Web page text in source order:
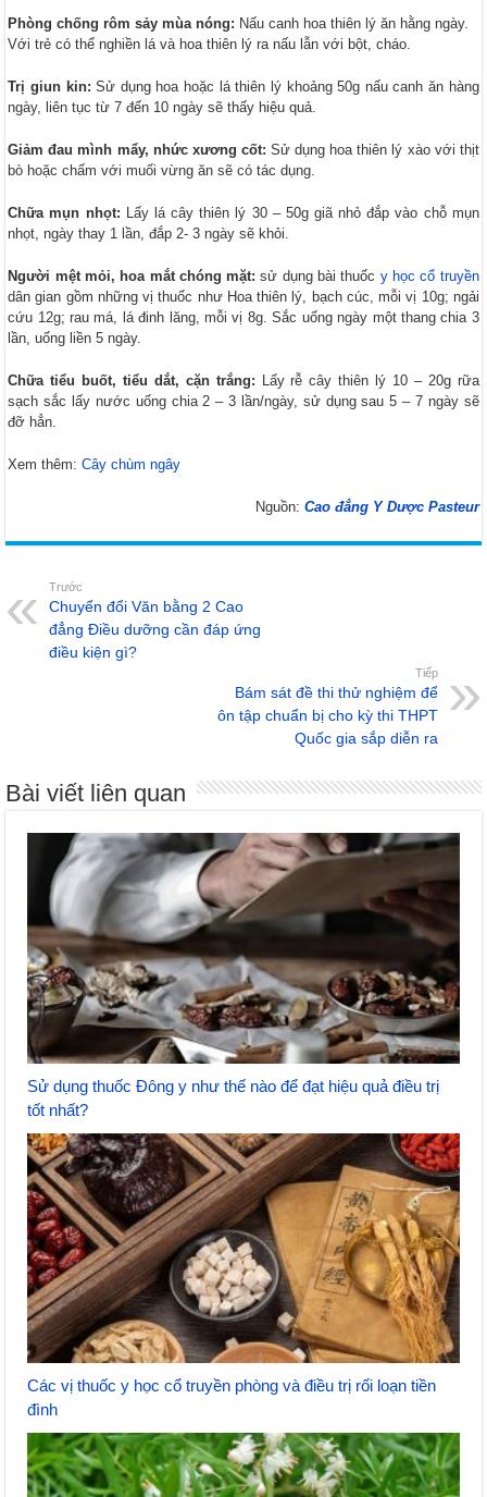
Phòng chống rôm sảy mùa nóng: Nấu canh hoa thiên lý ăn hằng ngày.
Với trẻ có thể nghiền lá và hoa thiên lý ra nấu lẫn với bột, cháo.
Trị giun kin: Sử dụng hoa hoặc lá thiên lý khoảng 50g nấu canh ăn hàng
ngày, liên tục từ 7 đến 10 ngày sẽ thấy hiệu quả.
Giảm đau mình mẩy, nhức xương cốt: Sử dụng hoa thiên lý xào với thịt
bò hoặc chấm với muối vừng ăn sẽ có tác dụng.
Chữa mụn nhọt: Lấy lá cây thiên lý 30 – 50g giã nhỏ đắp vào chỗ mụn
nhọt, ngày thay 1 lần, đắp 2- 3 ngày sẽ khỏi.
Người mệt mỏi, hoa mắt chóng mặt: sử dụng bài thuốc y học cổ truyền
dân gian gồm những vị thuốc như Hoa thiên lý, bạch cúc, mỗi vị 10g; ngải
cứu 12g; rau má, lá đinh lăng, mỗi vị 8g. Sắc uống ngày một thang chia 3
lần, uống liền 5 ngày.
Chữa tiểu buốt, tiểu dắt, cặn trắng: Lấy rễ cây thiên lý 10 – 20g rữa
sạch sắc lấy nước uống chia 2 – 3 lần/ngày, sử dụng sau 5 – 7 ngày sẽ
đỡ hẳn.
Xem thêm:Cây chùm ngây
Nguồn: Cao đẳng Y Dược Pasteur
Trước
Chuyển đổi Văn bằng 2 Cao
đẳng Điều dưỡng cần đáp ứng
điều kiện gì?
Tiếp
Bám sát đề thi thử nghiệm để
ôn tập chuẩn bị cho kỳ thi THPT
Quốc gia sắp diễn ra
Bài viết liên quan
Sử dụng thuốc Đông y như thế nào để đạt hiệu quả điều trị
tốt nhất?
Các vị thuốc y học cổ truyền phòng và điều trị rối loạn tiền
đình